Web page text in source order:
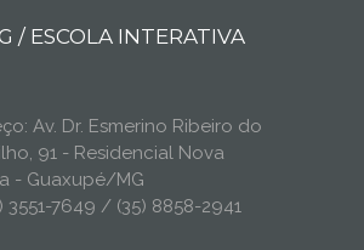
/ ESCOLA INTERATIVA
Av. Dr. Esmerino Ribeiro do
91 - Residencial Nova
- Guaxupé/MG
3551-7649 / (35) 8858-2941